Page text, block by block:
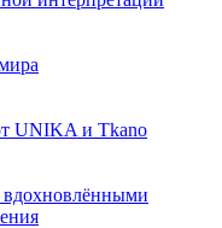
UNIKA и Tkano